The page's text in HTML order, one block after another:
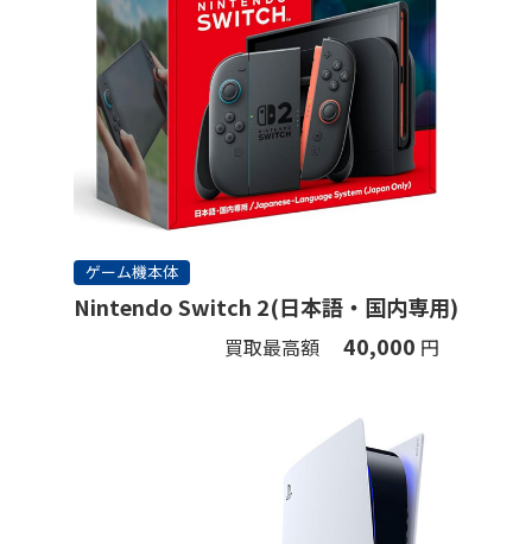
ゲーム機本体
Nintendo Switch 2(日本語・国内専用)
買取最高額 40,000 円